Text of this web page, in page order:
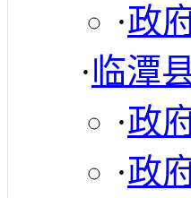
·政
·临潭
·政
·政